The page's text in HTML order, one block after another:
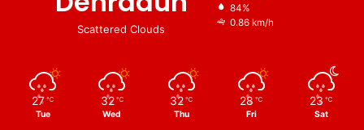
Scattered Clouds
84%
0.86 km/h
27 ℃
Tue
32 ℃
Wed
32 ℃
Thu
28 ℃
Fri
23 ℃
Sat